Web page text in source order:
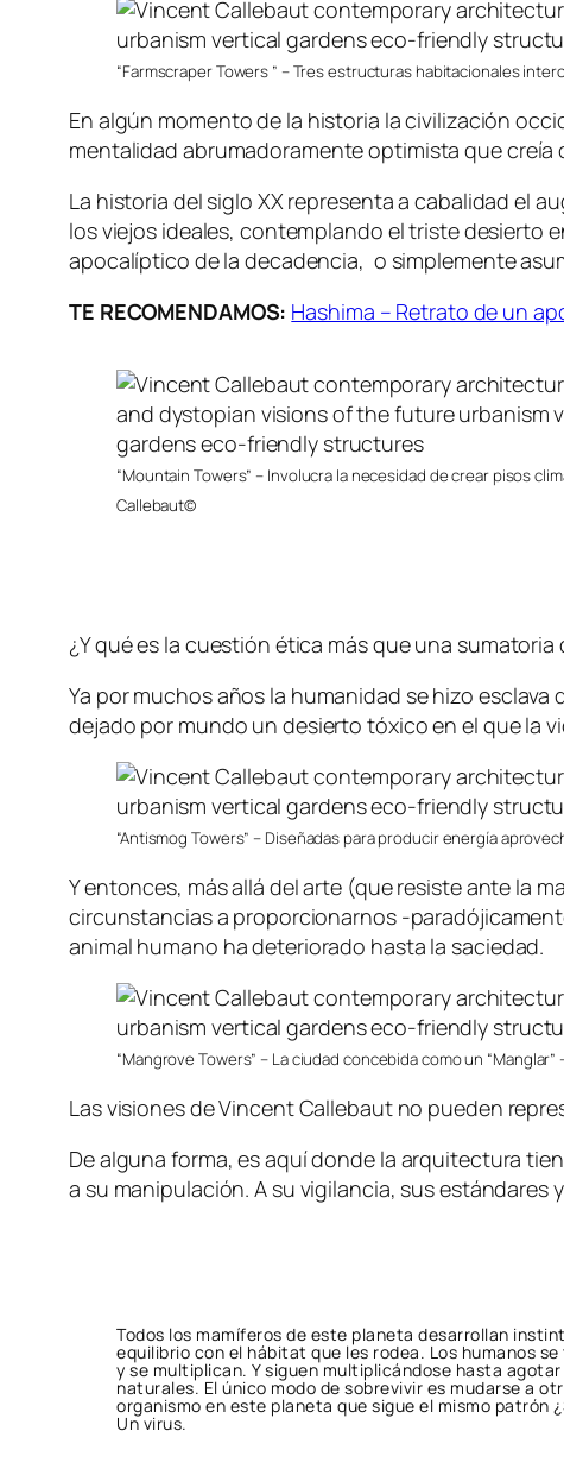
“Farmscraper Towers ” – Tres estructuras habitacionales
En algún momento de la historia la civilización
mentalidad abrumadoramente optimista que creía
La historia del siglo XX representa a cabalidad el
los viejos ideales, contemplando el triste desierto
apocalíptico de la decadencia, o simplemente
TE RECOMENDAMOS: Hashima – Retrato de un
“Mountain Towers” – Involucra la necesidad de crear pisos
Callebaut©
¿Y qué es la cuestión ética más que una sumatoria
Ya por muchos años la humanidad se hizo
dejado por mundo un desierto tóxico en el que la
“Antismog Towers” – Diseñadas para producir energía
Y entonces, más allá del arte (que resiste ante la
circunstancias a proporcionarnos -
animal humano ha deteriorado hasta la saciedad.
“Mangrove Towers” – La ciudad concebida como un
Las visiones de Vincent Callebaut no pueden
De alguna forma, es aquí donde la arquitectura
a su manipulación. A su vigilancia, sus estándares
Todos los mamíferos de este planeta desarrollan
equilibrio con el hábitat que les rodea. Los humanos
y se multiplican. Y siguen multiplicándose hasta
naturales. El único modo de sobrevivir es mudarse a
organismo en este planeta que sigue el mismo patrón
Un virus.